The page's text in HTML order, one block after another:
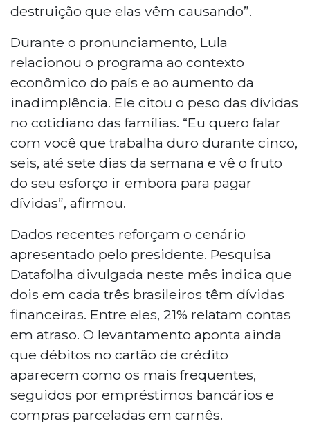
destruição que elas vêm causando”.
Durante o pronunciamento, Lula
relacionou o programa ao contexto
econômico do país e ao aumento da
inadimplência. Ele citou o peso das dívidas
no cotidiano das famílias. “Eu quero falar
com você que trabalha duro durante cinco,
seis, até sete dias da semana e vê o fruto
do seu esforço ir embora para pagar
dívidas”, afirmou.
Dados recentes reforçam o cenário
apresentado pelo presidente. Pesquisa
Datafolha divulgada neste mês indica que
dois em cada três brasileiros têm dívidas
financeiras. Entre eles, 21% relatam contas
em atraso. O levantamento aponta ainda
que débitos no cartão de crédito
aparecem como os mais frequentes,
seguidos por empréstimos bancários e
compras parceladas em carnês.